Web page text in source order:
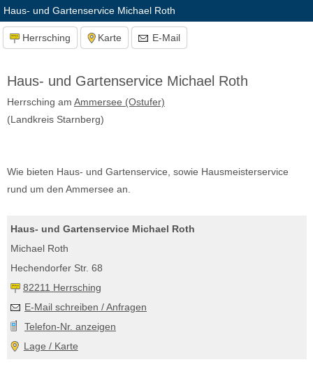
Haus- und Gartenservice Michael Roth
Herrsching Karte E-Mail
Haus- und Gartenservice Michael Roth
Herrsching am Ammersee (Ostufer)
(Landkreis Starnberg)
Wie bieten Haus- und Gartenservice, sowie Hausmeisterservice
rund um den Ammersee an.
Haus- und Gartenservice Michael Roth
Michael Roth
Hechendorfer Str. 68
82211 Herrsching
E-Mail schreiben / Anfragen
Telefon-Nr. anzeigen
Lage / Karte